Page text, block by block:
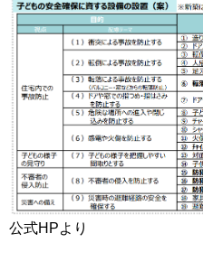
公式HPより